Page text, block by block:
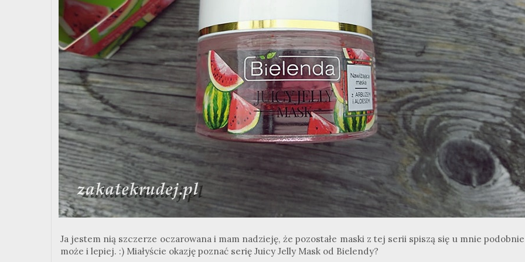
Ja jestem nią szczerze oczarowana i mam nadzieję, że pozostałe maski z tej serii spiszą się u mnie
może i lepiej. :) Miałyście okazję poznać serię Juicy Jelly Mask od Bielendy?